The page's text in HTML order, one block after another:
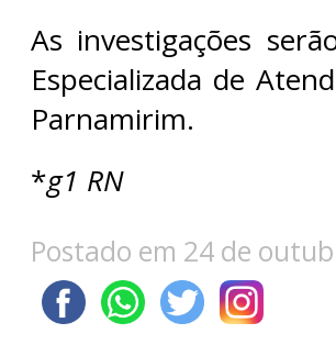
As investigações
Especializada de
Parnamirim.
*g1 RN
Postado em 24 de